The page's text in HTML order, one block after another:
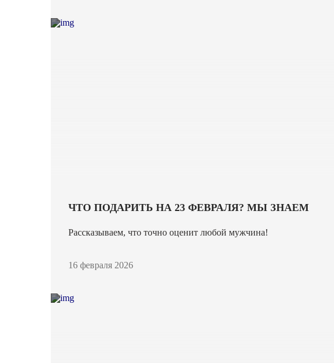
ЧТО ПОДАРИТЬ НА 23 ФЕВРАЛЯ? МЫ ЗНАЕМ
Рассказываем, что точно оценит любой мужчина!
16 февраля 2026